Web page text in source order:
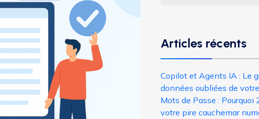
Articles récents
Copilot et Agents IA : Le
données oubliées de
Mots de Passe :
votre pire cauchemar